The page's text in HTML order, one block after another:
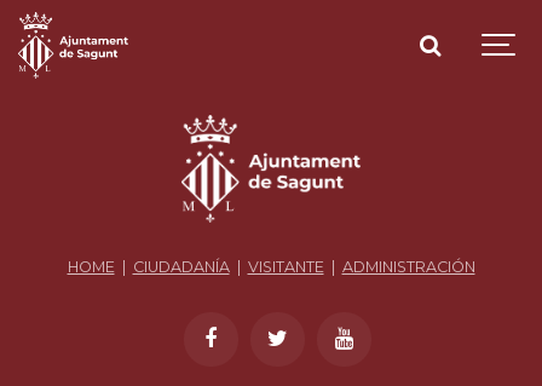
HOME CIUDADANÍA| VISITANTE ADMINISTRACIÓN